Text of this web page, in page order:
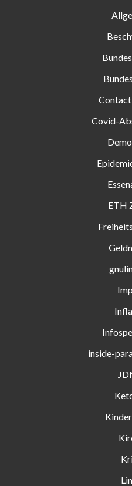
Covid-
ETH
inside-